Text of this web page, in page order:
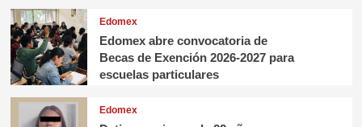
Edomex
Edomex abre convocatoria de
Becas de Exención 2026-2027 para
escuelas particulares
Edomex